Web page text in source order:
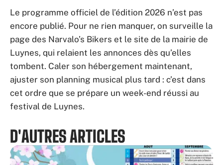
Le programme officiel de l’édition 2026 n’est pas
encore publié. Pour ne rien manquer, on surveille la
page des Narvalo’s Bikers et le site de la mairie de
Luynes, qui relaient les annonces dès qu’elles
tombent. Caler son hébergement maintenant,
ajuster son planning musical plus tard : c’est dans
cet ordre que se prépare un week-end réussi au
festival de Luynes.
D'AUTRES ARTICLES